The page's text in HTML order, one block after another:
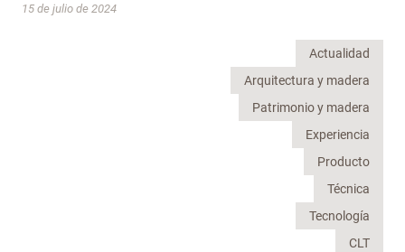
15 de julio de 2024
Actualidad
Arquitectura y madera
Patrimonio y madera
Experiencia
Producto
Técnica
Tecnología
CLT